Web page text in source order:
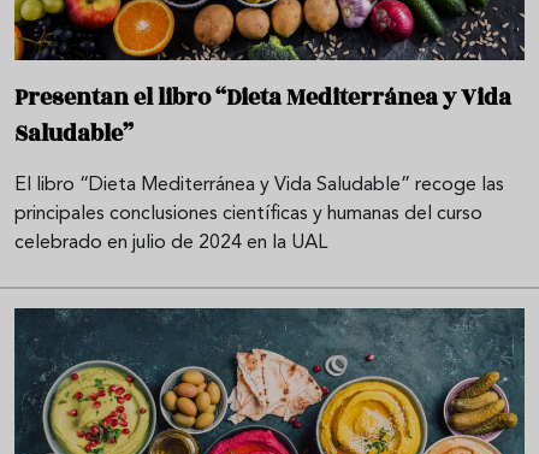
Presentan el libro “Dieta Mediterránea y Vida
Saludable”
El libro “Dieta Mediterránea y Vida Saludable” recoge las
principales conclusiones científicas y humanas del curso
celebrado en julio de 2024 en la UAL